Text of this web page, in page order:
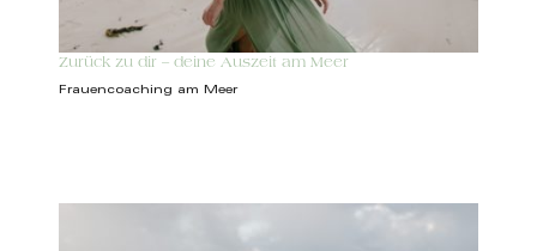
Zurück zu dir – deine Auszeit am Meer
Frauencoaching am Meer